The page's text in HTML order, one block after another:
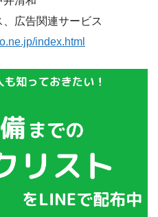
広告関連サービス
index.html